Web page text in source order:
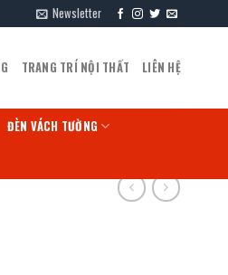
Newsletter
TRANG TRÍ NỘI THẤT LIÊN HỆ
ĐÈN VÁCH TƯỜNG